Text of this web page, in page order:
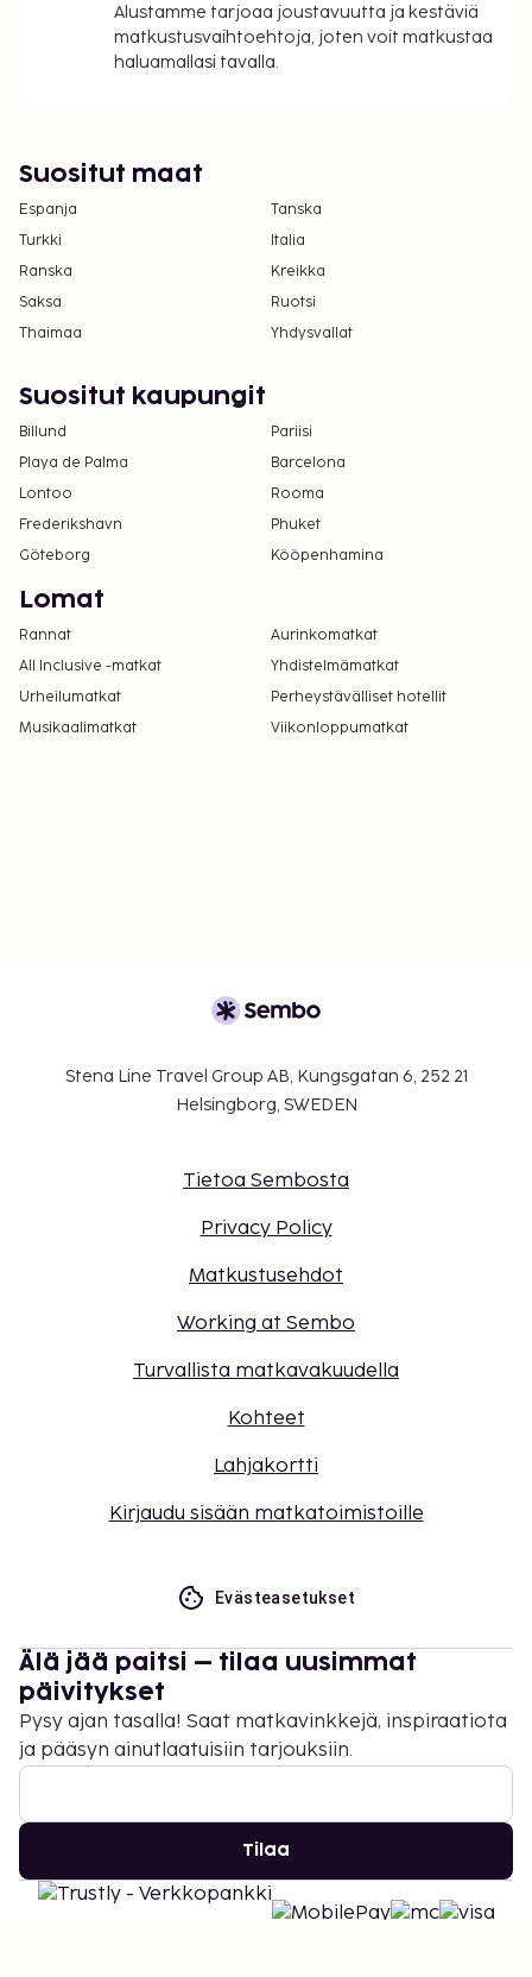
Alustamme tarjoaa joustavuutta ja kestäviä
matkustusvaihtoehtoja, joten voit matkustaa
haluamallasi tavalla.
Suositut maat
Espanja
Tanska
Turkki
Italia
Ranska
Kreikka
Saksa
Ruotsi
Thaimaa
Yhdysvallat
Suositut kaupungit
Billund
Pariisi
Playa de Palma
Barcelona
Lontoo
Rooma
Frederikshavn
Phuket
Göteborg
Kööpenhamina
Lomat
Rannat
Aurinkomatkat
All Inclusive -matkat
Yhdistelmämatkat
Urheilumatkat
Perheystävälliset hotellit
Musikaalimatkat
Viikonloppumatkat
Stena Line Travel Group AB, Kungsgatan 6, 252 21
Helsingborg, SWEDEN
Tietoa Sembosta
Privacy Policy
Matkustusehdot
Working at Sembo
Turvallista matkavakuudella
Kohteet
Lahjakortti
Kirjaudu sisään matkatoimistoille
Evästeasetukset
Älä jää paitsi – tilaa uusimmat
päivitykset
Pysy ajan tasalla! Saat matkavinkkejä, inspiraatiota
ja pääsyn ainutlaatuisiin tarjouksiin.
Tilaa